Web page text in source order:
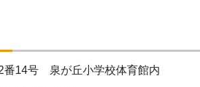
14号 泉が丘小学校体育館内